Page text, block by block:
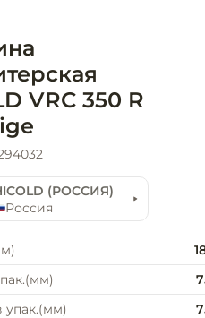
VRC 350 R
(РОССИЯ)
Россия